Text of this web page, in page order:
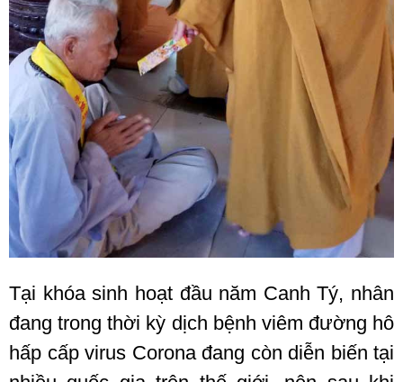
Tại khóa sinh hoạt đầu năm Canh Tý, nhân
đang trong thời kỳ dịch bệnh viêm đường hô
hấp cấp virus Corona đang còn diễn biến tại